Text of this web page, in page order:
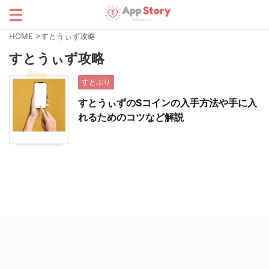
HOME >すとうぃず攻略
すとうぃず攻略
すとぷり
すとうぃずのSコインの入手方法や手に入
れるためのコツなど解説